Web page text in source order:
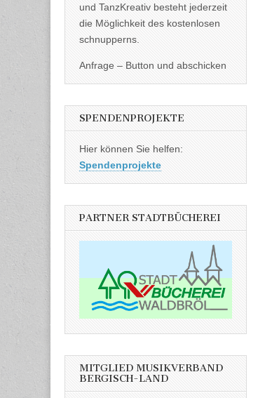
und TanzKreativ besteht jederzeit
die Möglichkeit des kostenlosen
schnupperns.
Anfrage – Button und abschicken
SPENDENPROJEKTE
Hier können Sie helfen:
Spendenprojekte
PARTNER STADTBÜCHEREI
MITGLIED MUSIKVERBAND
BERGISCH-LAND